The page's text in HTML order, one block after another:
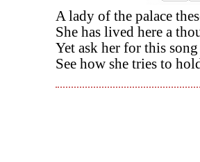
A lady of the palace
She has lived here a
Yet ask her for this
See how she tries to